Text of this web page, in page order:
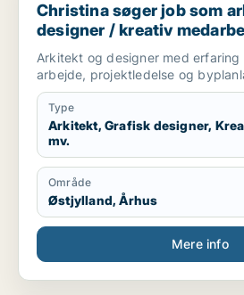
Christina søger job som
designer / kreativ
projektleder / teknisk
Arkitekt og designer med erfaring
arbejde, projektledelse og
Type
Arkitekt, Grafisk designer,
mv.
Område
Østjylland, Århus
Mere info